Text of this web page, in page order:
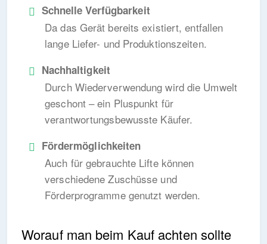
Schnelle Verfügbarkeit
Da das Gerät bereits existiert, entfallen
lange Liefer- und Produktionszeiten.
Nachhaltigkeit
Durch Wiederverwendung wird die Umwelt
geschont – ein Pluspunkt für
verantwortungsbewusste Käufer.
Fördermöglichkeiten
Auch für gebrauchte Lifte können
verschiedene Zuschüsse und
Förderprogramme genutzt werden.
Worauf man beim Kauf achten sollte